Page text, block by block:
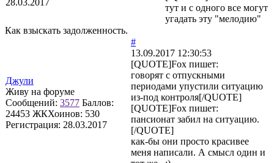
тут и с одного все могут
угадать эту "мелодию"
Как взыскать задолженность.
Джули
Живу на форуме
Сообщений: 3577 Баллов:
24453 ЖКХоинов: 530
Регистрация: 28.03.2017
#
13.09.2017 12:30:53
[QUOTE]Fox пишет:
говорят с отпускными
периодами упустили ситуацию
из-под контроля[/QUOTE]
[QUOTE]Fox пишет:
пансионат забил на ситуацию.
[/QUOTE]
как-бы они просто красивее
меня написали. А смысл один и